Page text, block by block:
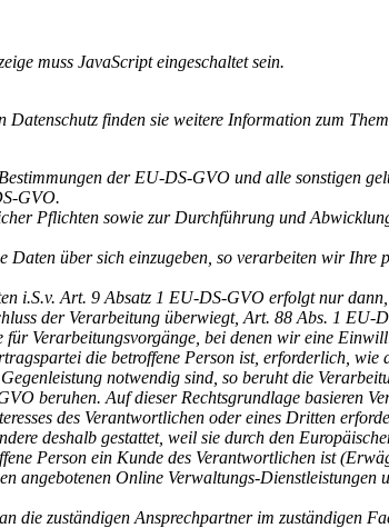
muss JavaScript eingeschaltet sein.
finden sie weitere Information zum
der EU-DS-GVO und alle sonstigen
GVO.
Pflichten sowie zur Durchführung und
Daten über sich einzugeben, so verarbeiten wir
i.S.v. Art. 9 Absatz 1 EU-DS-GVO erfolgt nur
der Verarbeitung überwiegt, Art. 88 Abs. 1 EU-
Verarbeitungsvorgänge, bei denen wir eine
die betroffene Person ist, erforderlich,
notwendig sind, so beruht die
beruhen. Auf dieser Rechtsgrundlage basieren
des Verantwortlichen oder eines Dritten
deshalb gestattet, weil sie durch den
Person ein Kunde des Verantwortlichen ist
angebotenen Online Verwaltungs-
die zuständigen Ansprechpartner im zuständigen